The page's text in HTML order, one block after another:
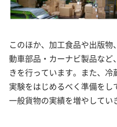
このほか、加工食品や出版
動車部品・カーナビ製品など
きを行っています。また、
実験をはじめるべく準備を
一般貨物の実績を増やしてい